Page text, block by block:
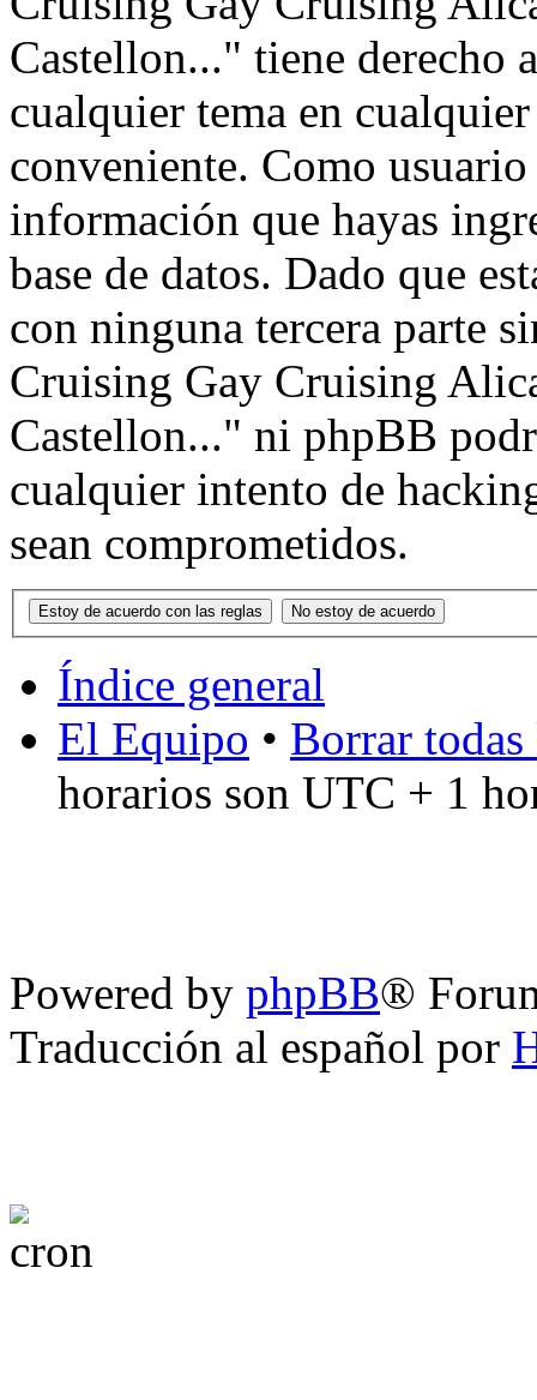
Castellon..." tiene derecho
cualquier tema en
conveniente. Como
información que hayas
base de datos. Dado que
con ninguna tercera parte
Cruising Gay Cruising
Castellon..." ni phpBB
cualquier intento de
sean comprometidos.
Índice general
El Equipo • Borrar
horarios son UTC + 1
Powered by phpBB®
Traducción al español por